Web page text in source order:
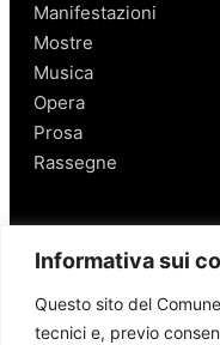
Informativa sui
Questo sito del
tecnici e, previo
Manifestazioni
Mostre
Musica
Opera
Prosa
Rassegne
Salerno
Personaggi
Enogastronomia